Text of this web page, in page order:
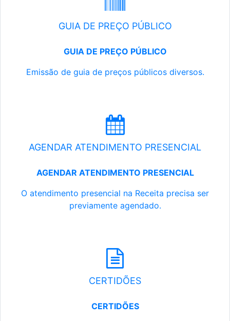
GUIA DE PREÇO PÚBLICO
GUIA DE PREÇO PÚBLICO
Emissão de guia de preços públicos diversos.
AGENDAR ATENDIMENTO PRESENCIAL
AGENDAR ATENDIMENTO PRESENCIAL
O atendimento presencial na Receita precisa ser
previamente agendado.
CERTIDÕES
CERTIDÕES